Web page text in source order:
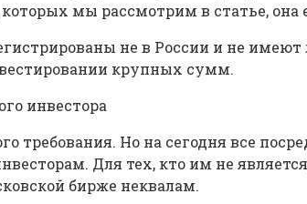
которых мы рассмотрим в статье,
не в России и не
крупных сумм.
инвестора
требования. Но на сегодня все
Для тех, кто им не
бирже неквалам.